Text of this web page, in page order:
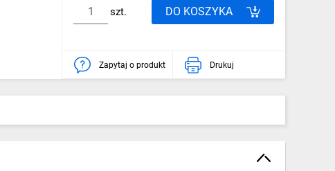
szt. DO KOSZYKA
Zapytaj o produkt Drukuj